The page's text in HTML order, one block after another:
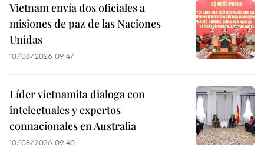
Vietnam envía dos oficiales a
misiones de paz de las Naciones
Unidas
10/08/2026 09:47
Líder vietnamita dialoga con
intelectuales y expertos
connacionales en Australia
10/08/2026 09:40